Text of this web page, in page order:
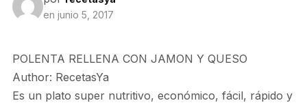
en junio 5, 2017
POLENTA RELLENA CON JAMON Y QUESO
Author: RecetasYa
Es un plato super nutritivo, económico, fácil, rápido y